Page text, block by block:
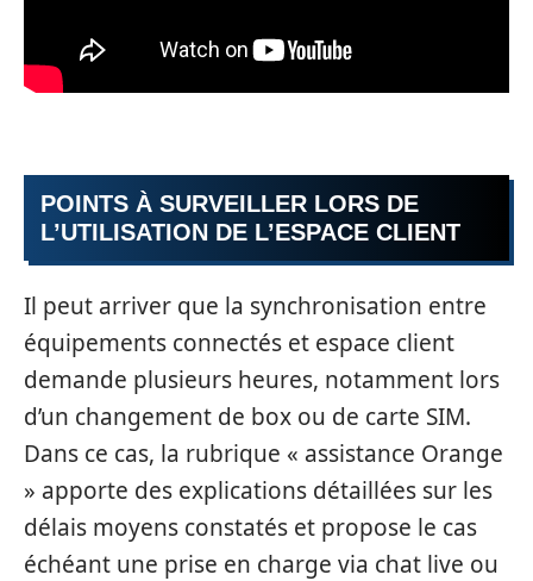
POINTS À SURVEILLER LORS DE
L’UTILISATION DE L’ESPACE CLIENT
Il peut arriver que la synchronisation entre
équipements connectés et espace client
demande plusieurs heures, notamment lors
d’un changement de box ou de carte SIM.
Dans ce cas, la rubrique « assistance Orange
» apporte des explications détaillées sur les
délais moyens constatés et propose le cas
échéant une prise en charge via chat live ou